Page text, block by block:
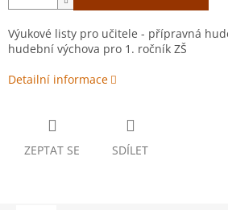
Výukové listy pro učitele - přípravná
hudební výchova pro 1. ročník ZŠ
Detailní informace
ZEPTAT SE SDÍLET